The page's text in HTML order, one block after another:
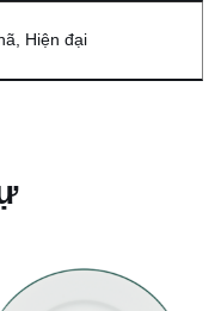
Hiện đại